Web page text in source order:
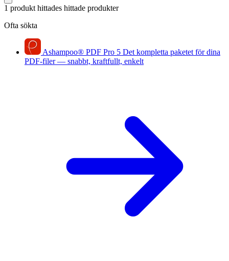
1 produkt hittades hittade produkter
Ofta sökta
Ashampoo® PDF Pro 5 Det kompletta paketet för dina
PDF-filer — snabbt, kraftfullt, enkelt